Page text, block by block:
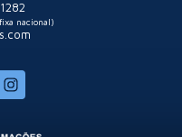
nacional)